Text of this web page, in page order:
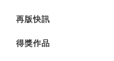
再版快訊
得獎作品